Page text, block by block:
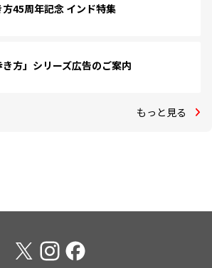
45周年記念 インド特集
き方」シリーズ広告のご案内
もっと見る